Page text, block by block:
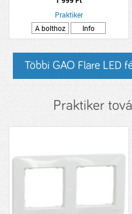
Praktiker
A bolthoz
Info
Többi GAO Flare LED
Praktiker